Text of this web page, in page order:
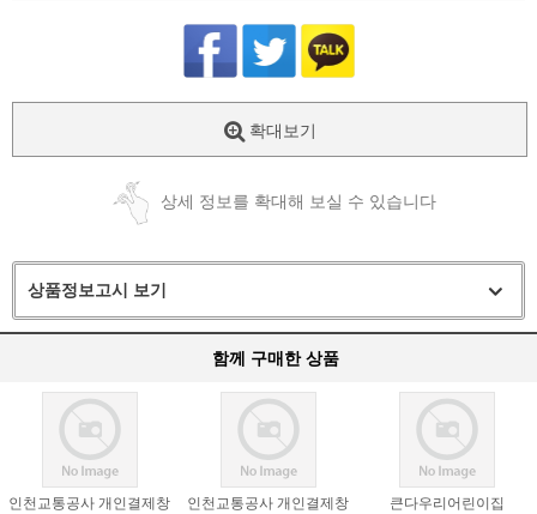
확대보기
상세 정보를 확대해 보실 수 있습니다
상품정보고시 보기
함께 구매한 상품
인천교통공사 개인결제창
인천교통공사 개인결제창
큰다우리어린이집